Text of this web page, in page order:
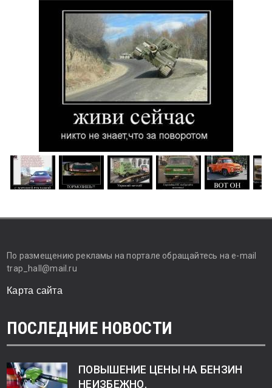
По размещению рекламы на портале обращайтесь на e-mail
trap_hall@mail.ru
Карта сайта
ПОСЛЕДНИЕ НОВОСТИ
ПОВЫШЕНИЕ ЦЕНЫ НА БЕНЗИН
НЕИЗБЕЖНО.